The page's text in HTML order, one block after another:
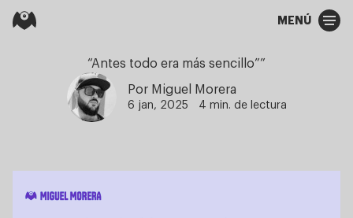
MENÚ
“Antes todo era más sencillo””
Por Miguel Morera
6 jan, 2025 4 min. de lectura